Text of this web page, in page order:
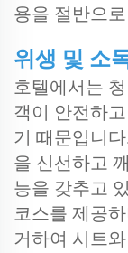
용을 절반으
위생 및 소
호텔에서는
객이 안전하
기 때문입니
을 신선하고
능을 갖추고
코스를 제공
거하여 시트